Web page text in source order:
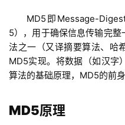
H
5
开
发
程
MD5即Message-
5），用于确保信息传输完
法之一（又译摘要算法、哈
MD5实现。将数据（如汉字
算法的基础原理，MD5的前
MD5原理